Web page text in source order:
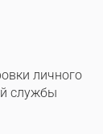
личного
службы